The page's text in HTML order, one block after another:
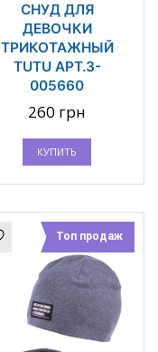
СНУД ДЛЯ
ДЕВОЧКИ
ТРИКОТАЖНЫЙ
TUTU АРТ.3-
005660
260 грн
КУПИТЬ
Топ продаж